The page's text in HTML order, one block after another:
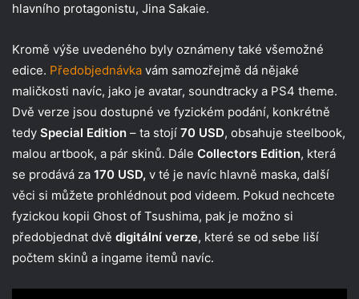
hlavního protagonistu, Jina Sakaie.
Kromě výše uvedeného byly oznámeny také všemožné
edice. Předobjednávka vám samozřejmě dá nějaké
maličkosti navíc, jako je avatar, soundtracky a PS4 theme.
Dvě verze jsou dostupné ve fyzickém podání, konkrétně
tedy Special Edition – ta stojí 70 USD, obsahuje steelbook,
malou artbook, a pár skinů. Dále Collectors Edition, která
se prodává za 170 USD, v té je navíc hlavně maska, další
věci si můžete prohlédnout pod videem. Pokud nechcete
fyzickou kopii Ghost of Tsushima, pak je možno si
předobjednat dvě digitální verze, které se od sebe liší
počtem skinů a ingame itemů navíc.